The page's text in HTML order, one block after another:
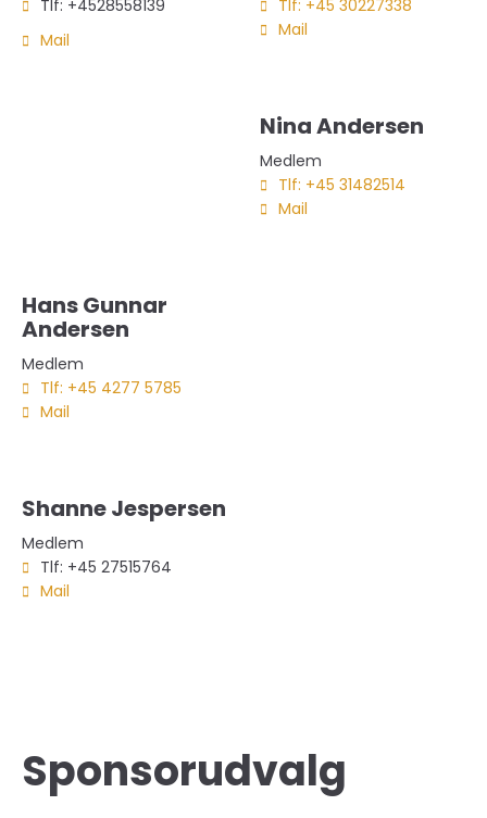
Tlf: +4528558139
Mail
Tlf: +45 30227338
Mail
Nina Andersen
Medlem
Tlf: +45 31482514
Mail
Hans Gunnar
Andersen
Medlem
Tlf: +45 4277 5785
Mail
Shanne Jespersen
Medlem
Tlf: +45 27515764
Mail
Sponsorudvalg